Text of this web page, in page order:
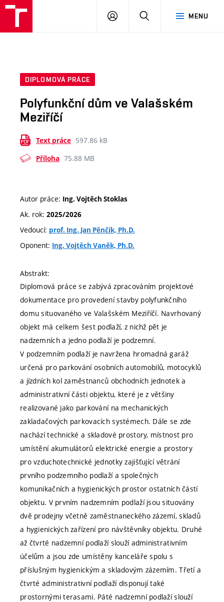
MENU
PŘIHLÁSIT
DIPLOMOVÁ PRÁCE
Polyfunkční dům ve Valašském
Meziříčí
Text práce 597.86 kB
Příloha 75.88 MB
Autor práce: Ing. Vojtěch Stoklas
Ak. rok: 2025/2026
Vedoucí: prof. Ing. Jan Pěnčík, Ph.D.
Oponent: Ing. Vojtěch Vaněk, Ph.D.
Abstrakt:
Diplomová práce se zabývá zpracováním projektové
dokumentace pro provedení stavby polyfunkčního
domu situovaného ve Valašském Meziříčí. Navrhovaný
objekt má celkem šest podlaží, z nichž pět je
nadzemních a jedno podlaží je podzemní.
V podzemním podlaží je navržena hromadná garáž
určená pro parkování osobních automobilů, motocyklů
a jízdních kol zaměstnanců obchodních jednotek a
administrativní části objektu, které je z většiny
realizované jako parkování na mechanických
zakladačových parkovacích systémech. Dále se zde
nachází technické a skladové prostory, místnost pro
umístění akumulátorů elektrické energie a prostory
pro vzduchotechnické jednotky zajišťující větrání
prvního podzemního podlaží a společných
komunikačních a hygienických prostor ostatních částí
objektu. V prvním nadzemním podlaží jsou situovány
dvě prodejny včetně zaměstnaneckého zázemí, skladů
a hygienických zařízení pro návštěvníky objektu. Druhé
až čtvrté nadzemní podlaží slouží administrativním
účelům a jsou zde umístěny kanceláře spolu s
příslušným hygienickým a skladovým zázemím. Třetí a
čtvrté administrativní podlaží disponují také
prostornými terasami. Páté nadzemní podlaží slouží